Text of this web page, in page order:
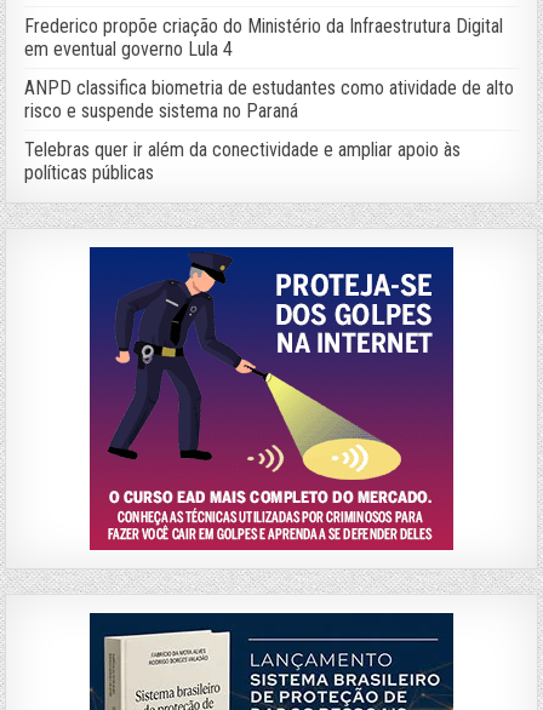
Frederico propõe criação do Ministério da Infraestrutura Digital
em eventual governo Lula 4
ANPD classifica biometria de estudantes como atividade de alto
risco e suspende sistema no Paraná
Telebras quer ir além da conectividade e ampliar apoio às
políticas públicas